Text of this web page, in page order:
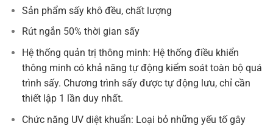
Sản phẩm sấy khô đều, chất lượng
Rút ngắn 50% thời gian sấy
Hệ thống quản trị thông minh: Hệ thống điều khiển
thông minh có khả năng tự động kiểm soát toàn bộ quá
trình sấy. Chương trình sấy được tự động lưu, chỉ cần
thiết lập 1 lần duy nhất.
Chức năng UV diệt khuẩn: Loại bỏ những yếu tố gây